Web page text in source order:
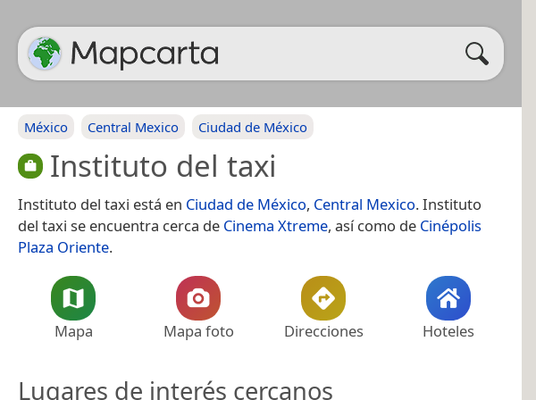
México Central Mexico Ciudad de México
Instituto del taxi
Instituto del taxi está en Ciudad de México, Central Mexico. Instituto
del taxi se encuentra cerca de Cinema Xtreme, así como de Cinépolis
Plaza Oriente.
Mapa Mapa foto Direcciones Hoteles
Lugares de interés cercanos